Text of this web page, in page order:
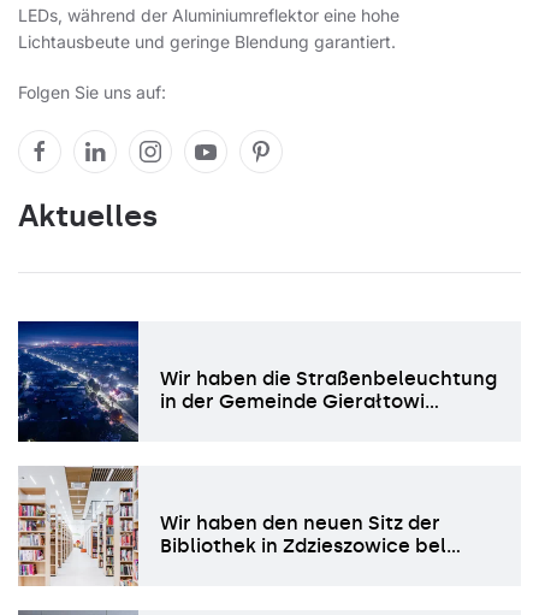
LEDs, während der Aluminiumreflektor eine hohe
Lichtausbeute und geringe Blendung garantiert.
Folgen Sie uns auf:
Aktuelles
Wir haben die Straßenbeleuchtung
in der Gemeinde Gierałtowi…
Wir haben den neuen Sitz der
Bibliothek in Zdzieszowice bel…